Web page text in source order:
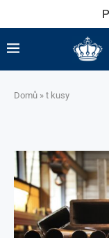
Domů » t kusy